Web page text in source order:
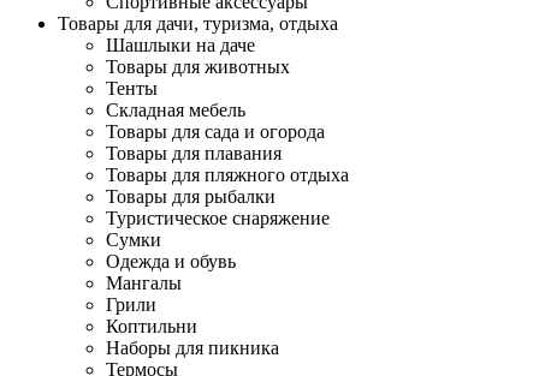
Товары для дачи, туризма, отдыха
Шашлыки на даче
Товары для животных
Тенты
Складная мебель
Товары для сада и огорода
Товары для плавания
Товары для пляжного отдыха
Товары для рыбалки
Туристическое снаряжение
Сумки
Одежда и обувь
Мангалы
Грили
Коптильни
Наборы для пикника
Термосы